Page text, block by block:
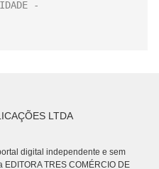
LTDA
digital independente e sem
TRES COMÉRCIO DE